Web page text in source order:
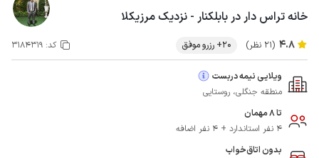
خانه تراس دار در بابلکنار - نزدیک مرزیکلا
4.8 (21 نظر) 20+ رزرو موفق کد: 3184319
ویلایی نیمه دربست
منطقه جنگلی، روستایی
تا 8 مهمان
4 نفر استاندارد + 4 نفر اضافه
بدون اتاق‌خواب